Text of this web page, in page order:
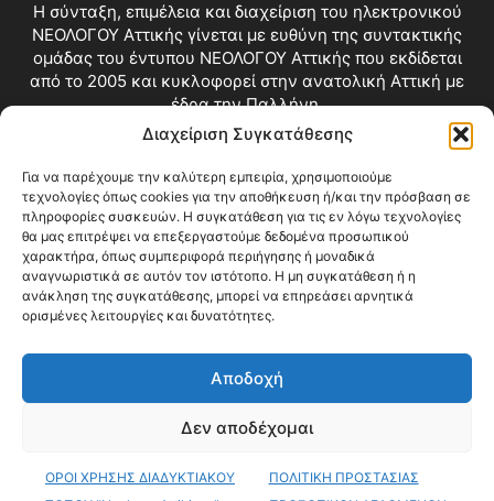
Διαχείριση Συγκατάθεσης
Για να παρέχουμε την καλύτερη εμπειρία, χρησιμοποιούμε
τεχνολογίες όπως cookies για την αποθήκευση ή/και την πρόσβαση σε
πληροφορίες συσκευών. Η συγκατάθεση για τις εν λόγω τεχνολογίες
θα μας επιτρέψει να επεξεργαστούμε δεδομένα προσωπικού
χαρακτήρα, όπως συμπεριφορά περιήγησης ή μοναδικά
αναγνωριστικά σε αυτόν τον ιστότοπο. Η μη συγκατάθεση ή η
ανάκληση της συγκατάθεσης, μπορεί να επηρεάσει αρνητικά
ορισμένες λειτουργίες και δυνατότητες.
Αποδοχή
Δεν αποδέχομαι
ΟΡΟΙ ΧΡΗΣΗΣ ΔΙΑΔΥΚΤΙΑΚΟΥ
ΠΟΛΙΤΙΚΗ ΠΡΟΣΤΑΣΙΑΣ
Η σύνταξη, επιμέλεια και διαχείριση του ηλεκτρονικού
ΝΕΟΛΟΓΟΥ Αττικής γίνεται με ευθύνη της συντακτικής
ομάδας του έντυπου ΝΕΟΛΟΓΟΥ Αττικής που εκδίδεται
από το 2005 και κυκλοφορεί στην ανατολική Αττική με
έδρα την Παλλήνη.
Επικοινωνία:info@neologosattikis.gr
ΑΚΟΛΟΥΘΗΣΕ ΜΑΣ
Videos Όροι Χρήσης
© Copyright 2026 ΝΕΟΛΟΓΟΣ ΑΤΤΙΚΗΣ • All Rights Reserved •